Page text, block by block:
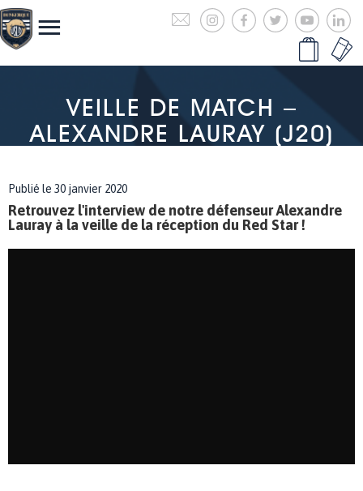
VEILLE DE MATCH –
ALEXANDRE LAURAY (J20)
Publié le 30 janvier 2020
Retrouvez l'interview de notre défenseur Alexandre
Lauray à la veille de la réception du Red Star !